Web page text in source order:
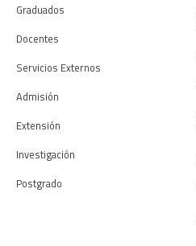
Graduados
Docentes
Servicios Externos
Admisión
Extensión
Investigación
Postgrado